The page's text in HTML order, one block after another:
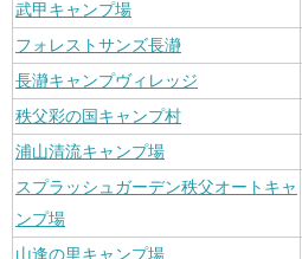
武甲キャンプ場
フォレストサンズ長瀞
長瀞キャンプヴィレッジ
秩父彩の国キャンプ村
浦山清流キャンプ場
スプラッシュガーデン秩父オートキャ
ンプ場
山逢の里キャンプ場